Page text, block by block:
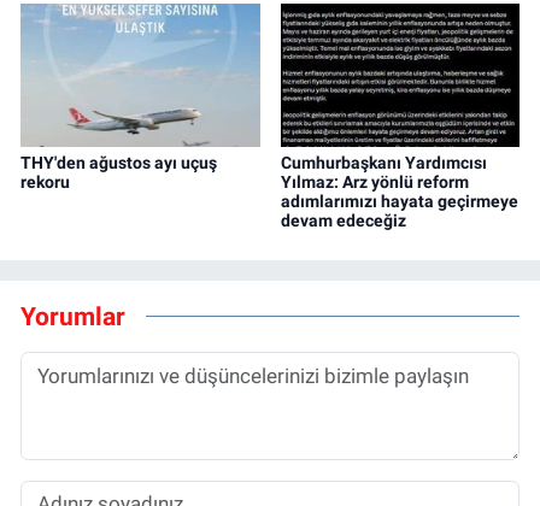
THY'den ağustos ayı uçuş
rekoru
Cumhurbaşkanı Yardımcısı
Yılmaz: Arz yönlü reform
adımlarımızı hayata geçirmeye
devam edeceğiz
Yorumlar